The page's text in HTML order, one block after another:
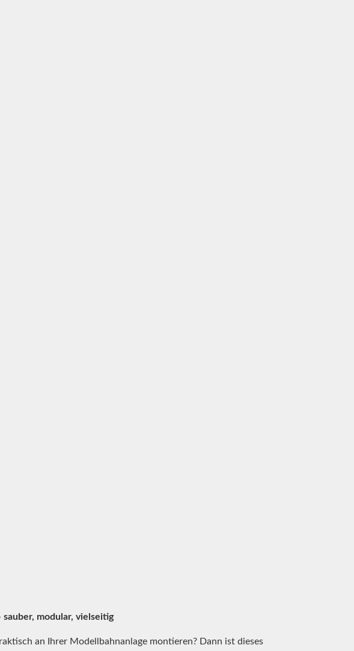
modular, vielseitig
an Ihrer Modellbahnanlage montieren? Dann ist dieses